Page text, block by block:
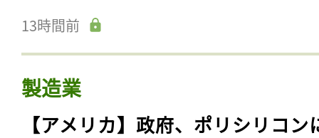
13時間前
製造業
【アメリカ】政府、ポリシリコン